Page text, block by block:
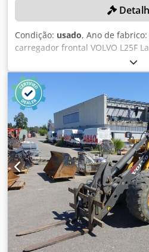
Condição: usado, Ano de fabrico:
carregador frontal VOLVO L25F
cm, comprimento do garfo: 110
técnicas do item em leilão
"Documentos" como um arquivo
Dcodpfx Aszqa Iajkhok Cor:
com as fotos e a inspeção Ano
veículo: VCE0L25FH01758375